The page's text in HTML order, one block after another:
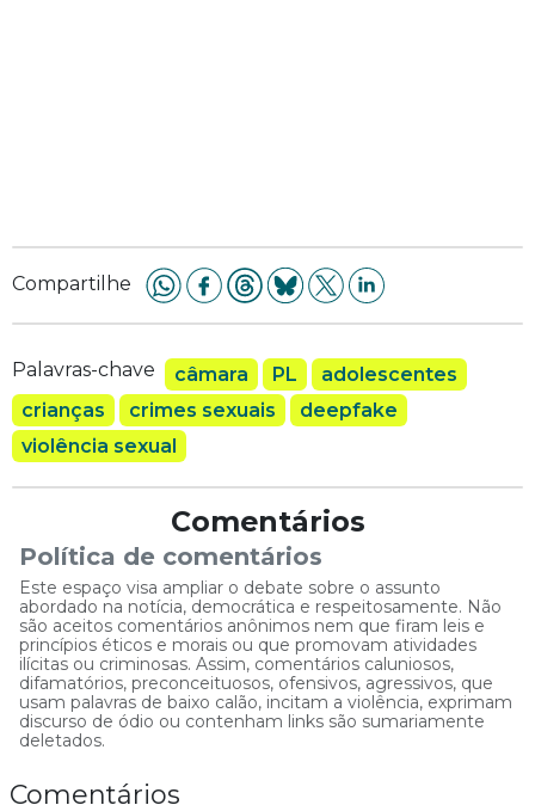
Compartilhe
Palavras-chave câmara PL
adolescentes
crianças
crimes sexuais
deepfake
violência sexual
Comentários
Política de comentários
Este espaço visa ampliar o debate sobre o assunto
abordado na notícia, democrática e respeitosamente. Não
são aceitos comentários anônimos nem que firam leis e
princípios éticos e morais ou que promovam atividades
ilícitas ou criminosas. Assim, comentários caluniosos,
difamatórios, preconceituosos, ofensivos, agressivos, que
usam palavras de baixo calão, incitam a violência, exprimam
discurso de ódio ou contenham links são sumariamente
deletados.
Comentários